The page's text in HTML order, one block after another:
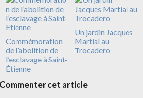
Commémoration
de l’abolition de
l’esclavage à Saint-
Étienne
Un jardin Jacques
Martial au
Trocadero
Commenter cet article